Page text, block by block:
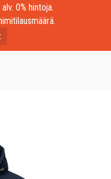
0% hintoja.